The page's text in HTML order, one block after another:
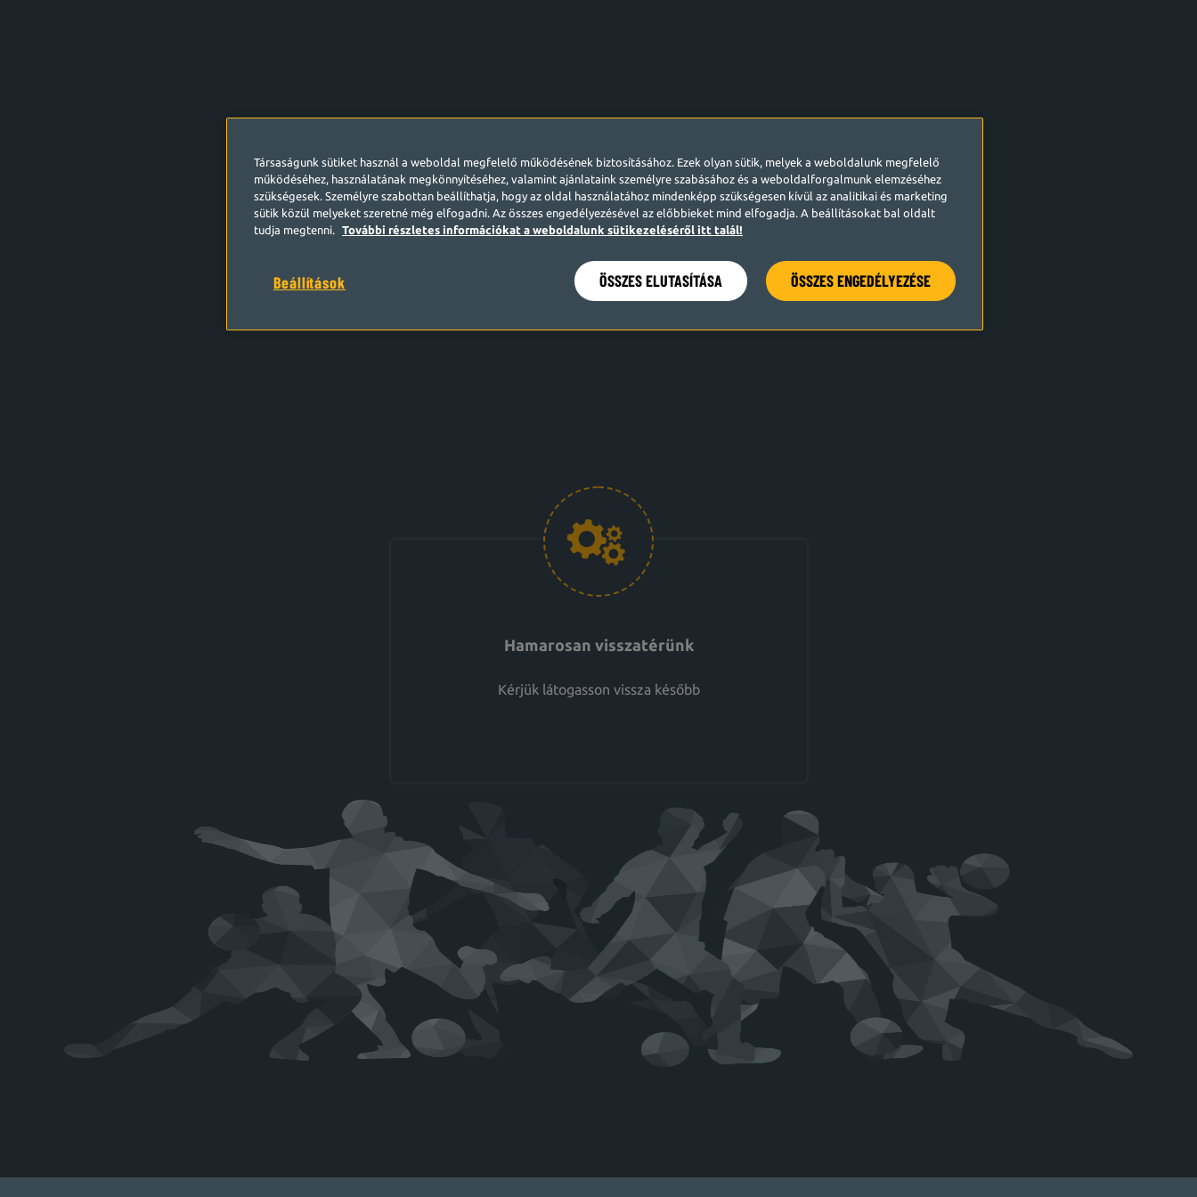
Hamarosan visszatérünk
Kérjük látogasson vissza később
Társaságunk sütiket használ a weboldal megfelelő működésének biztosításához. Ezek olyan sütik, melyek a weboldalunk megfelelő
működéséhez, használatának megkönnyítéséhez, valamint ajánlataink személyre szabásához és a weboldalforgalmunk elemzéséhez
szükségesek. Személyre szabottan beállíthatja, hogy az oldal használatához mindenképp szükségesen kívül az analitikai és marketing
sütik közül melyeket szeretné még elfogadni. Az összes engedélyezésével az előbbieket mind elfogadja. A beállításokat bal oldalt
tudja megtenni.
További részletes információkat a weboldalunk sütikezeléséről itt talál!
Beállítások ÖSSZES ELUTASÍTÁSA ÖSSZES ENGEDÉLYEZÉSE